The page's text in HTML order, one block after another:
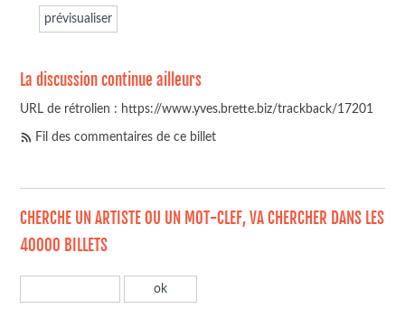
La discussion continue ailleurs
URL de rétrolien : https://www.yves.brette.biz/trackback/17201
Fil des commentaires de ce billet
CHERCHE UN ARTISTE OU UN MOT-CLEF, VA CHERCHER DANS LES
40000 BILLETS